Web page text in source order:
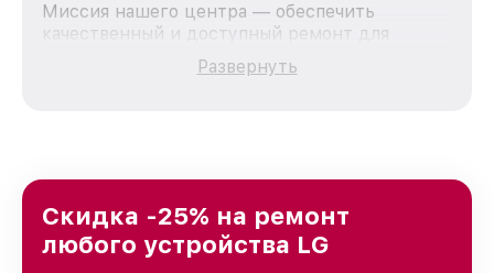
Миссия нашего центра — обеспечить
качественный и доступный ремонт для
каждого пользователя продукции LG, вне
зависимости от сложности поломки. Мы
и лояльности наших клиентов.
Развернуть
Скидка -25% на ремонт
любого устройства LG